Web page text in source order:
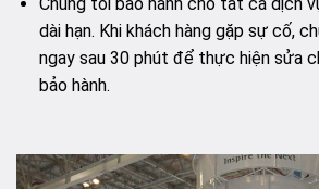
dài hạn. Khi khách hàng gặp sự cố,
ngay sau 30 phút để thực hiện sửa
bảo hành.